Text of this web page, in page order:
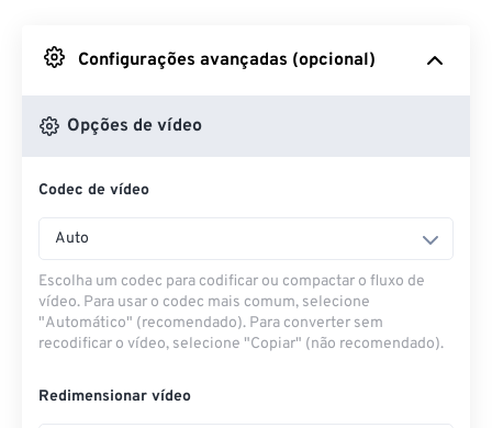
Do Google Drive
Do OneDrive
Configurações avançadas (opcional)
Opções de vídeo
Codec de vídeo
Auto
Escolha um codec para codificar ou compactar o fluxo de
vídeo. Para usar o codec mais comum, selecione
"Automático" (recomendado). Para converter sem
recodificar o vídeo, selecione "Copiar" (não recomendado).
Redimensionar vídeo